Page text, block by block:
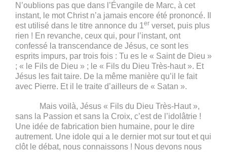
N’oublions pas que dans l’Évangile de Marc, à cet
instant, le mot Christ n’a jamais encore été prononcé. Il
est utilisé dans le titre annonce du 1er verset, puis plus
rien ! En revanche, ceux qui, pour l’instant, ont
confessé la transcendance de Jésus, ce sont les
esprits impurs, par trois fois : Tu es le « Saint de Dieu »
; « le Fils de Dieu » ; le « Fils du Dieu Très-haut ». Et
Jésus les fait taire. De la même manière qu’il le fait
avec Pierre. Et il le traite d’ailleurs de « Satan ».
Mais voilà, Jésus « Fils du Dieu Très-Haut »,
sans la Passion et sans la Croix, c’est de l’idolâtrie !
Une idée de fabrication bien humaine, pour le dire
autrement. Une idole qui a le dernier mot sur tout et qui
clôt le débat, nous connaissons ! Nous devons nous